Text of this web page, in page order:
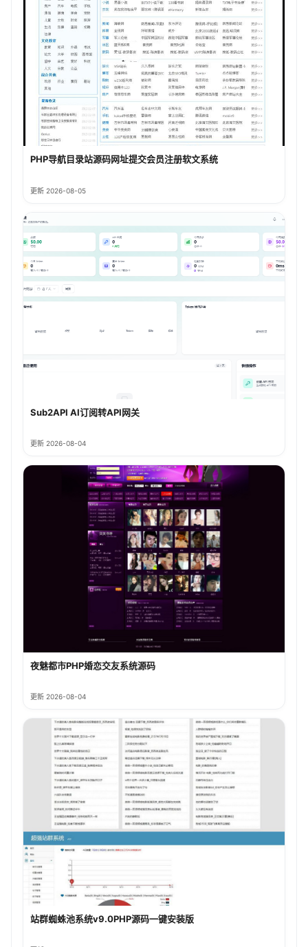
PHP导航目录站源码网址提交会员注册软文系统
更新 2026-08-05
Sub2API AI订阅转API网关
更新 2026-08-04
夜魅都市PHP婚恋交友系统源码
更新 2026-08-04
站群蜘蛛池系统v9.0PHP源码一键安装版